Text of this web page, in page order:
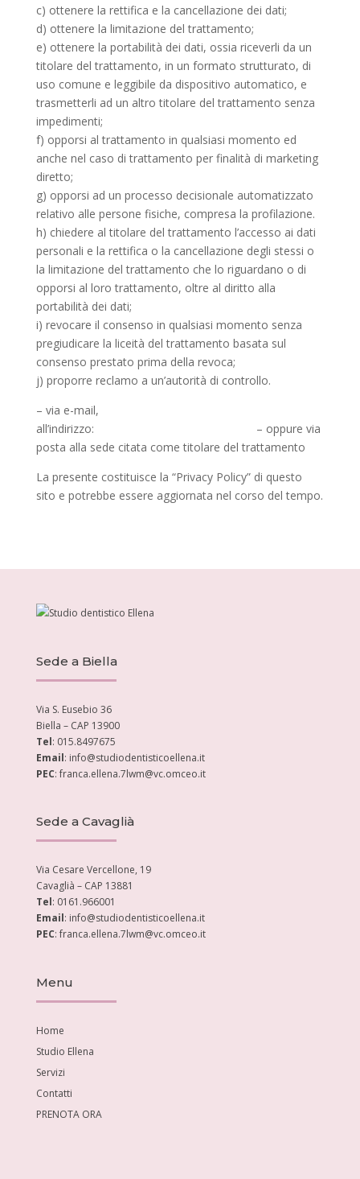
c) ottenere la rettifica e la cancellazione dei dati;
d) ottenere la limitazione del trattamento;
e) ottenere la portabilità dei dati, ossia riceverli da un
titolare del trattamento, in un formato strutturato, di
uso comune e leggibile da dispositivo automatico, e
trasmetterli ad un altro titolare del trattamento senza
impedimenti;
f) opporsi al trattamento in qualsiasi momento ed
anche nel caso di trattamento per finalità di marketing
diretto;
g) opporsi ad un processo decisionale automatizzato
relativo alle persone fisiche, compresa la profilazione.
h) chiedere al titolare del trattamento l’accesso ai dati
personali e la rettifica o la cancellazione degli stessi o
la limitazione del trattamento che lo riguardano o di
opporsi al loro trattamento, oltre al diritto alla
portabilità dei dati;
i) revocare il consenso in qualsiasi momento senza
pregiudicare la liceità del trattamento basata sul
consenso prestato prima della revoca;
j) proporre reclamo a un’autorità di controllo.
– via e-mail,
all’indirizzo:
– oppure via
posta alla sede citata come titolare del trattamento
La presente costituisce la “Privacy Policy” di questo
sito e potrebbe essere aggiornata nel corso del tempo.
Sede a Biella
Via S. Eusebio 36
Biella – CAP 13900
Tel: 015.8497675
Email: info@studiodentisticoellena.it
PEC: franca.ellena.7lwm@vc.omceo.it
Sede a Cavaglià
Via Cesare Vercellone, 19
Cavaglià – CAP 13881
Tel: 0161.966001
Email: info@studiodentisticoellena.it
PEC: franca.ellena.7lwm@vc.omceo.it
Menu
Home
Studio Ellena
Servizi
Contatti
PRENOTA ORA